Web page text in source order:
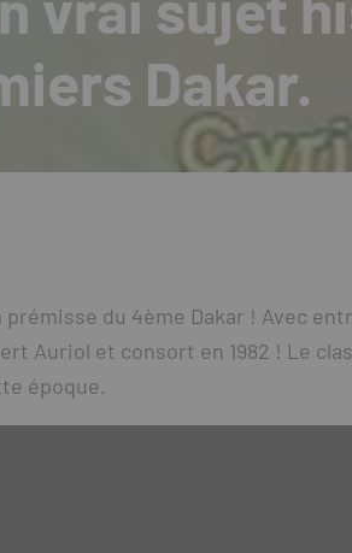
Dakar.
du 4ème Dakar ! Avec
Auriol et consort en 1982 ! Le
époque.